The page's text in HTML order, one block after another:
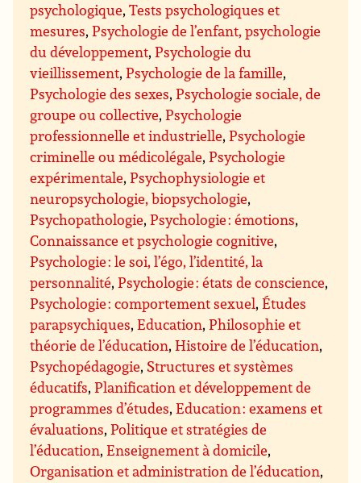
psychologique,Tests psychologiques et
mesures,Psychologie de l’enfant, psychologie
du développement,Psychologie du
vieillissement,Psychologie de la famille,
Psychologie des sexes,Psychologie sociale, de
groupe ou collective,Psychologie
professionnelle et industrielle,Psychologie
criminelle ou médicolégale,Psychologie
expérimentale,Psychophysiologie et
neuropsychologie, biopsychologie,
Psychopathologie,Psychologie : émotions,
Connaissance et psychologie cognitive,
Psychologie : le soi, l’égo, l’identité, la
personnalité,Psychologie : états de conscience,
Psychologie : comportement sexuel,Études
parapsychiques,Education,Philosophie et
théorie de l’éducation,Histoire de l’éducation,
Psychopédagogie, Structures et systèmes
éducatifs,Planification et développement de
programmes d’études,Education : examens et
évaluations,Politique et stratégies de
l’éducation,Enseignement à domicile,
Organisation et administration de l’éducation,